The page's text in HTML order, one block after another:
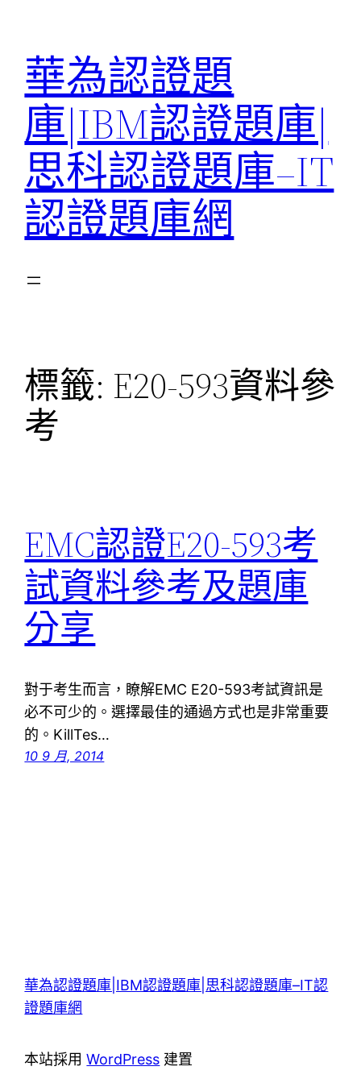
華為認證題
庫|IBM認證題庫|
思科認證題庫–IT
認證題庫網
標籤: E20-593資料參
考
EMC認證E20-593考
試資料參考及題庫
分享
對于考生而言，瞭解EMC E20-593考試資訊是
必不可少的。選擇最佳的通過方式也是非常重要
的。KillTes…
10 9 月, 2014
華為認證題庫|IBM認證題庫|思科認證題庫–IT認
證題庫網
本站採用WordPress 建置